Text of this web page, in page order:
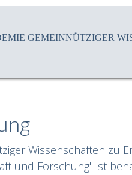
GEMEINNÜTZIGER
Wissenschaften zu
und Forschung" ist